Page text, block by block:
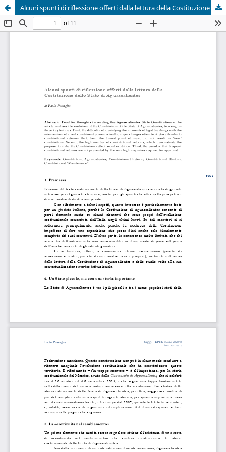
Alcuni spunti di riflessione offerti dalla lettura della Costituzione dello Stato di Aguascalientes